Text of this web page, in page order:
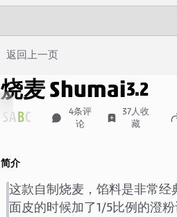
返回上一页
烧麦 Shumai3.2
SA BC 4条评
论
37人收
藏
简介
这款自制烧麦，馅料是非常经
面皮的时候加了1/5比例的澄